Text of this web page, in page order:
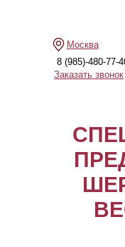
8 (985)-480-77-
Москва
Заказать звонок